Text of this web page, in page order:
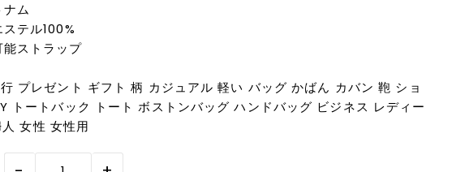
ム
テル100%
ストラップ
プレゼント ギフト 柄 カジュアル 軽い バッグ かばん カバン 鞄 ショ
トートバック トート ボストンバッグ ハンドバッグ ビジネス レディー
女性 女性用